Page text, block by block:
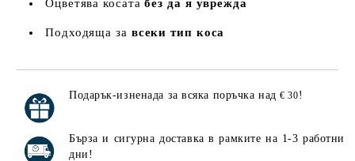
Оцветява косатабез да я уврежда
Подходяща за всеки тип коса
Подарък-изненада за всяка поръчка над€ 30!
Бърза и сигурна доставка в рамките на 1-3 работни
дни!